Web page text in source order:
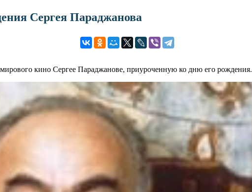
Сергея Параджанова
кино Сергее Параджанове, приуроченную ко дню его рождения.